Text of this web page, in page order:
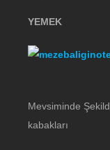
YEMEK
Mevsiminde
kabakları